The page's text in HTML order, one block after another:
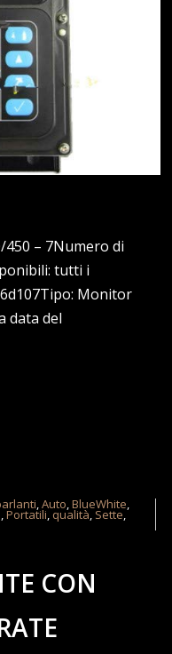
– 7Numero di
tutti i
Monitor
data del
,Auto ,BlueWhite
,Portatili qualità Sette
CON